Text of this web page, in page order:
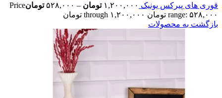
قوری های پیرکس یونیک ۱,۲۰۰,۰۰۰ تومان – ۵۲۸,۰۰۰ تومانPrice
range: ۵۲۸,۰۰۰ تومان through ۱,۲۰۰,۰۰۰ تومان
بازگشت به محصولات